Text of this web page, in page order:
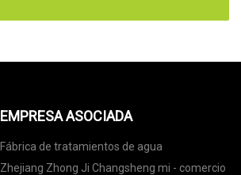
EMPRESA ASOCIADA
Fábrica de tratamientos de agua
Zhejiang Zhong Ji Changsheng mi - comercio